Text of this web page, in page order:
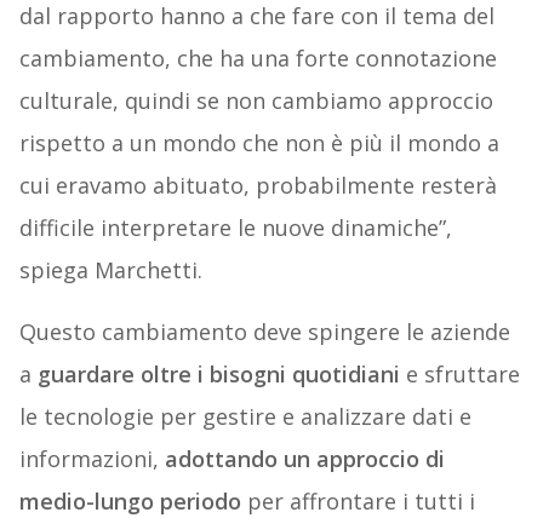
dal rapporto hanno a che fare con il tema del
cambiamento, che ha una forte connotazione
culturale, quindi se non cambiamo approccio
rispetto a un mondo che non è più il mondo a
cui eravamo abituato, probabilmente resterà
difficile interpretare le nuove dinamiche”,
spiega Marchetti.
Questo cambiamento deve spingere le aziende
a guardare oltre i bisogni quotidiani e sfruttare
le tecnologie per gestire e analizzare dati e
informazioni, adottando un approccio di
medio-lungo periodo per affrontare i tutti i